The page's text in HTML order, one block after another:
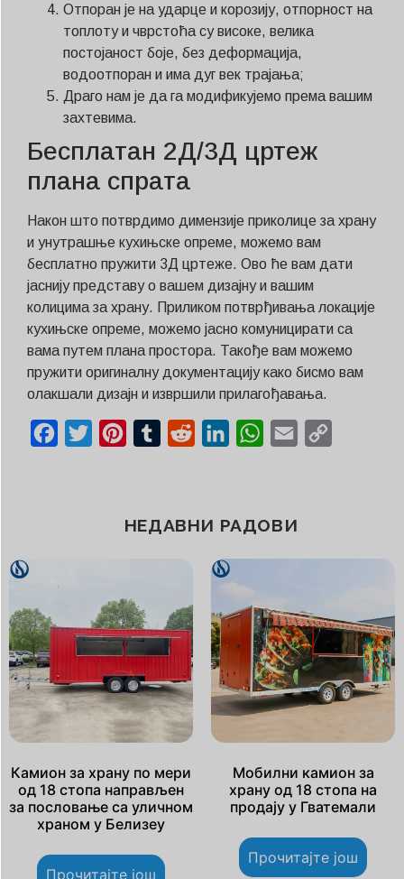
Отпоран је на ударце и корозију, отпорност на
топлоту и чврстоћа су високе, велика
постојаност боје, без деформација,
водоотпоран и има дуг век трајања;
Драго нам је да га модификујемо према вашим
захтевима.
Бесплатан 2Д/3Д цртеж
плана спрата
Након што потврдимо димензије приколице за храну
и унутрашње кухињске опреме, можемо вам
бесплатно пружити 3Д цртеже. Ово ће вам дати
јаснију представу о вашем дизајну и вашим
колицима за храну. Приликом потврђивања локације
кухињске опреме, можемо јасно комуницирати са
вама путем плана простора. Такође вам можемо
пружити оригиналну документацију како бисмо вам
олакшали дизајн и извршили прилагођавања.
Facebook
Twitter Pinterest
Tumblr Reddit LinkedInWhatsApp
Email
НЕДАВНИ РАДОВИ
Камион за храну по мери
од 18 стопа направљен
за пословање са уличном
храном у Белизеу
Прочитајте још
Мобилни камион за
храну од 18 стопа на
продају у Гватемали
Прочитајте још